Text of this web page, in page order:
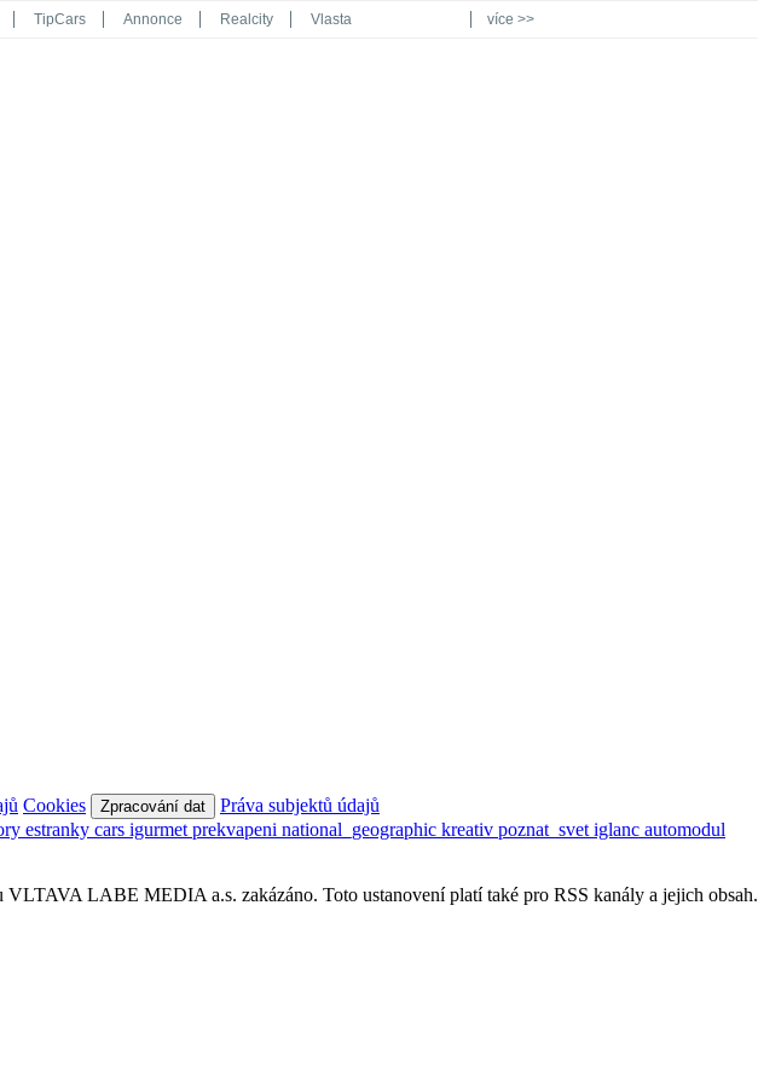
TipCars Annonce Realcity Vlasta více >>
Cookies Zpracování dat
Práva subjektů údajů
estranky cars igurmet prekvapeni national_geographic kreativ poznat_svet iglanc automodul
LABE MEDIA a.s. zakázáno. Toto ustanovení platí také pro RSS kanály a jejich obsah.